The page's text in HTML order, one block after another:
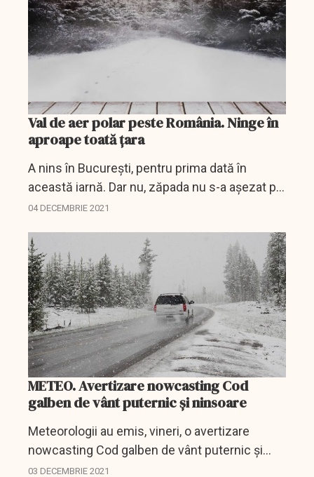
Val de aer polar peste România. Ninge în
aproape toată țara
A nins în București, pentru prima dată în
această iarnă. Dar nu, zăpada nu s-a așezat pe
străzile ude de ploaia care a durat aproape
polei,...
04 DECEMBRIE 2021
METEO. Avertizare nowcasting Cod
galben de vânt puternic şi ninsoare
Meteorologii au emis, vineri, o avertizare
nowcasting Cod galben de vânt puternic şi
ninsoare, valabilă în zone montane din
03 DECEMBRIE 2021